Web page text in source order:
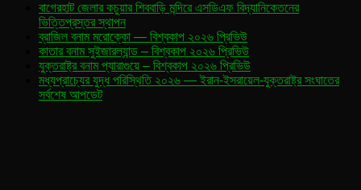
বাগেরহাট জেলার কচুয়ার শিববাড়ি মন্দিরে এসডিএফ বিদ্যানিকেতনের
ভিত্তিপ্রস্তর স্থাপন
ব্রাজিল বনাম মরোক্কো — বিশ্বকাপ ২০২৬ প্রিভিউ
কাতার বনাম সুইজারল্যান্ড – বিশ্বকাপ ২০২৬ প্রিভিউ
যুক্তরাষ্ট্র বনাম প্যারাগুয়ে – বিশ্বকাপ ২০২৬ প্রিভিউ
মধ্যপ্রাচ্যের যুদ্ধ পরিস্থিতি ২০২৬ — ইরান-ইসরায়েল-যুক্তরাষ্ট্র সংঘাতের
সর্বশেষ আপডেট